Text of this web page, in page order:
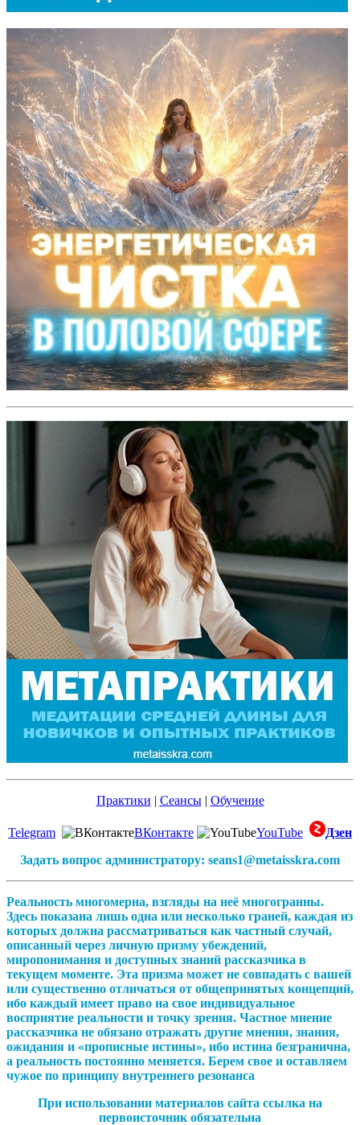
Практики | Сеансы| Обучение
Telegram ВКонтакте YouTube
Дзен
Задать вопрос администратору: seans1@metaisskra.com
Реальность многомерна, взгляды на неё многогранны.
Здесь показана лишь одна или несколько граней, каждая из
которых должна рассматриваться как частный случай,
описанный через личную призму убеждений,
миропонимания и доступных знаний рассказчика в
текущем моменте. Эта призма может не совпадать с вашей
или существенно отличаться от общепринятых концепций,
ибо каждый имеет право на свое индивидуальное
восприятие реальности и точку зрения. Частное мнение
рассказчика не обязано отражать другие мнения, знания,
ожидания и «прописные истины», ибо истина безгранична,
а реальность постоянно меняется. Берем свое и оставляем
чужое по принципу внутреннего резонанса
При использовании материалов сайта ссылка на
первоисточник обязательна